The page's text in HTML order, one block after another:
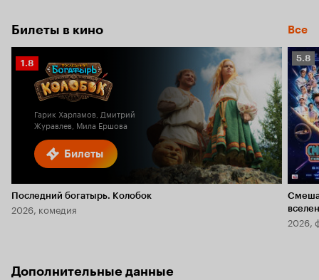
Билеты в кино Все
Билеты
Рейтинг
Кинопоиска
1.8
Гарик Харламов, Дмитрий
Журавлев, Мила Ершова
Последний богатырь. Колобок
2026, комедия
5.8
5.8
2026,
Дополнительные данные